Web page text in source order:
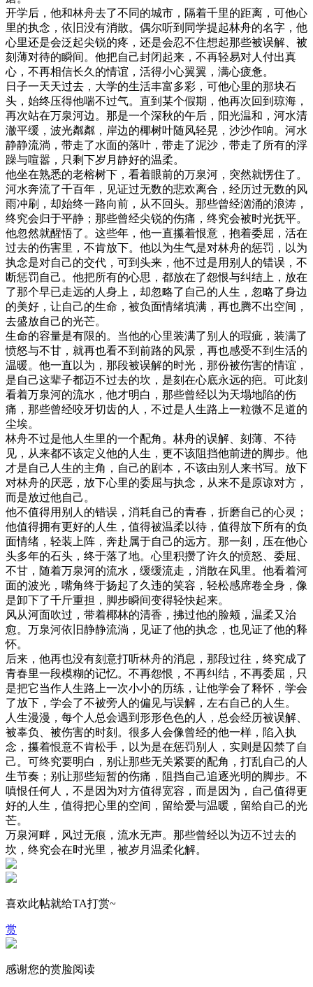
开学后，他和林舟去了不同的城市，隔着千里的距离，可他心
里的执念，依旧没有消散。偶尔听到同学提起林舟的名字，他
心里还是会泛起尖锐的疼，还是会忍不住想起那些被误解、被
刻薄对待的瞬间。他把自己封闭起来，不再轻易对人付出真
心，不再相信长久的情谊，活得小心翼翼，满心疲惫。
日子一天天过去，大学的生活丰富多彩，可他心里的那块石
头，始终压得他喘不过气。直到某个假期，他再次回到琼海，
再次站在万泉河边。那是一个深秋的午后，阳光温和，河水清
澈平缓，波光粼粼，岸边的椰树叶随风轻晃，沙沙作响。河水
静静流淌，带走了水面的落叶，带走了泥沙，带走了所有的浮
躁与喧嚣，只剩下岁月静好的温柔。
他坐在熟悉的老榕树下，看着眼前的万泉河，突然就愣住了。
河水奔流了千百年，见证过无数的悲欢离合，经历过无数的风
雨冲刷，却始终一路向前，从不回头。那些曾经汹涌的浪涛，
终究会归于平静；那些曾经尖锐的伤痛，终究会被时光抚平。
他忽然就醒悟了。这些年，他一直攥着恨意，抱着委屈，活在
过去的伤害里，不肯放下。他以为生气是对林舟的惩罚，以为
执念是对自己的交代，可到头来，他不过是用别人的错误，不
断惩罚自己。他把所有的心思，都放在了怨恨与纠结上，放在
了那个早已走远的人身上，却忽略了自己的人生，忽略了身边
的美好，让自己的生命，被负面情绪填满，再也腾不出空间，
去盛放自己的光芒。
生命的容量是有限的。当他的心里装满了别人的瑕疵，装满了
愤怒与不甘，就再也看不到前路的风景，再也感受不到生活的
温暖。他一直以为，那段被误解的时光，那份被伤害的情谊，
是自己这辈子都迈不过去的坎，是刻在心底永远的疤。可此刻
看着万泉河的流水，他才明白，那些曾经以为天塌地陷的伤
痛，那些曾经咬牙切齿的人，不过是人生路上一粒微不足道的
尘埃。
林舟不过是他人生里的一个配角。林舟的误解、刻薄、不待
见，从来都不该定义他的人生，更不该阻挡他前进的脚步。他
才是自己人生的主角，自己的剧本，不该由别人来书写。放下
对林舟的厌恶，放下心里的委屈与执念，从来不是原谅对方，
而是放过他自己。
他不值得用别人的错误，消耗自己的青春，折磨自己的心灵；
他值得拥有更好的人生，值得被温柔以待，值得放下所有的负
面情绪，轻装上阵，奔赴属于自己的远方。那一刻，压在他心
头多年的石头，终于落了地。心里积攒了许久的愤怒、委屈、
不甘，随着万泉河的流水，缓缓流走，消散在风里。他看着河
面的波光，嘴角终于扬起了久违的笑容，轻松感席卷全身，像
是卸下了千斤重担，脚步瞬间变得轻快起来。
风从河面吹过，带着椰林的清香，拂过他的脸颊，温柔又治
愈。万泉河依旧静静流淌，见证了他的执念，也见证了他的释
怀。
后来，他再也没有刻意打听林舟的消息，那段过往，终究成了
青春里一段模糊的记忆。不再怨恨，不再纠结，不再委屈，只
是把它当作人生路上一次小小的历练，让他学会了释怀，学会
了放下，学会了不被旁人的偏见与误解，左右自己的人生。
人生漫漫，每个人总会遇到形形色色的人，总会经历被误解、
被辜负、被伤害的时刻。很多人会像曾经的他一样，陷入执
念，攥着恨意不肯松手，以为是在惩罚别人，实则是囚禁了自
己。可终究要明白，别让那些无关紧要的配角，打乱自己的人
生节奏；别让那些短暂的伤痛，阻挡自己追逐光明的脚步。不
嗔恨任何人，不是因为对方值得宽容，而是因为，自己值得更
好的人生，值得把心里的空间，留给爱与温暖，留给自己的光
芒。
万泉河畔，风过无痕，流水无声。那些曾经以为迈不过去的
坎，终究会在时光里，被岁月温柔化解。
喜欢此帖就给TA打赏~
赏
感谢您的赏脸阅读